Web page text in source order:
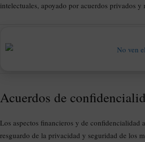
intelectuales, apoyado por acuerdos privados
Acuerdos de
Los aspectos financieros y de confidencialidad
resguardo de la privacidad y seguridad de los